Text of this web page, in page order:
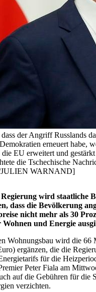
dass der Angriff Russlands
erneuert habe,
EU erweitert und
die Tschechische
JULIEN WARNAND]
Regierung wird staatliche
dass die Bevölkerung
nicht mehr als 30
und Energie
Wohnungsbau wird die 66
ergänzen, die die
für die
Peter Fiala am
auf die Gebühren für die
verzichten.